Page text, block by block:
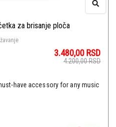
za brisanje ploča
3.480,00 RSD
4.200,00RSD
have accessory for any music